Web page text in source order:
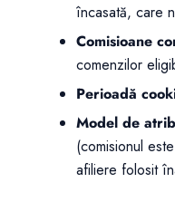
încasată, care
Comisioane
comenzilor
Perioadă
Model de
(comisionul
afiliere folosit